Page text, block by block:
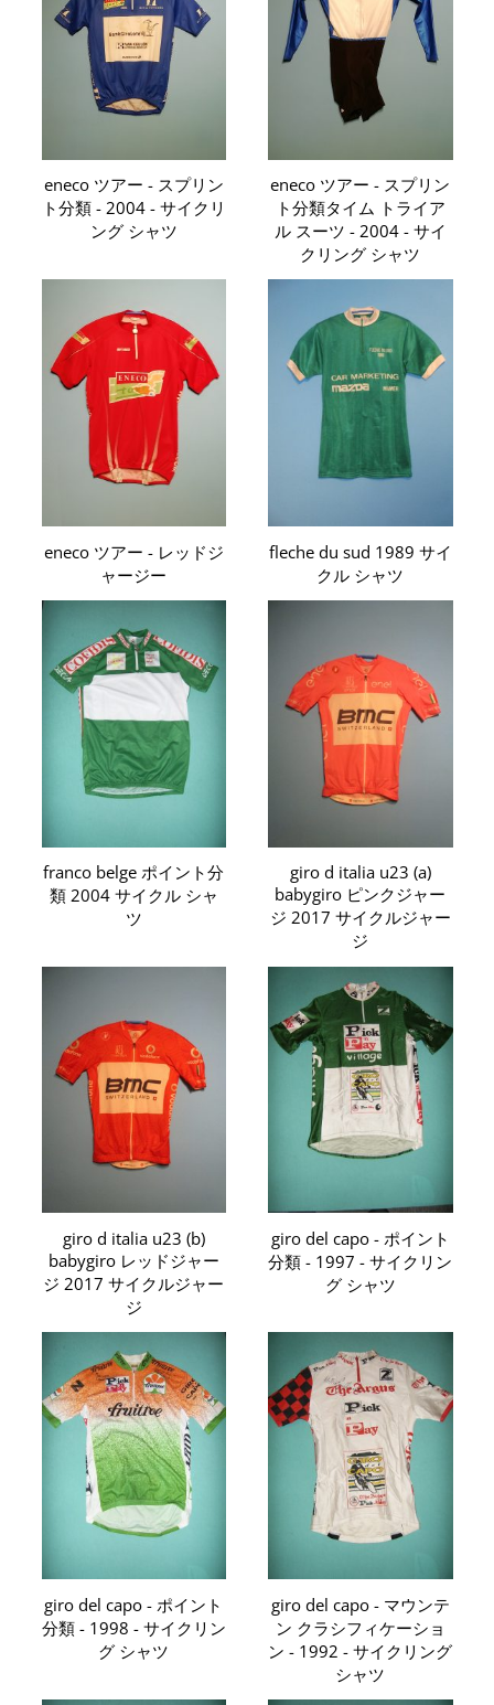
eneco ツアー - スプリン
ト分類 - 2004 - サイクリ
ング シャツ
eneco ツアー - スプリン
ト分類タイム トライア
ル スーツ - 2004 - サイ
クリング シャツ
eneco ツアー - レッドジ
ャージー
fleche du sud 1989 サイ
クル シャツ
franco belge ポイント分
類 2004 サイクル シャ
ツ
giro d italia u23 (a)
babygiro ピンクジャー
ジ 2017 サイクルジャー
ジ
giro d italia u23 (b)
babygiro レッドジャー
ジ 2017 サイクルジャー
ジ
giro del capo - ポイント
分類 - 1997 - サイクリン
グ シャツ
giro del capo - ポイント
分類 - 1998 - サイクリン
グ シャツ
giro del capo - マウンテ
ン クラシフィケーショ
ン - 1992 - サイクリング
シャツ